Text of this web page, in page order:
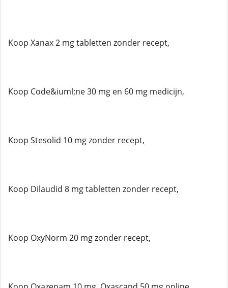
Koop Xanax 2 mg tabletten zonder recept,
Koop Code&iuml;ne 30 mg en 60 mg medicijn,
Koop Stesolid 10 mg zonder recept,
Koop Dilaudid 8 mg tabletten zonder recept,
Koop OxyNorm 20 mg zonder recept,